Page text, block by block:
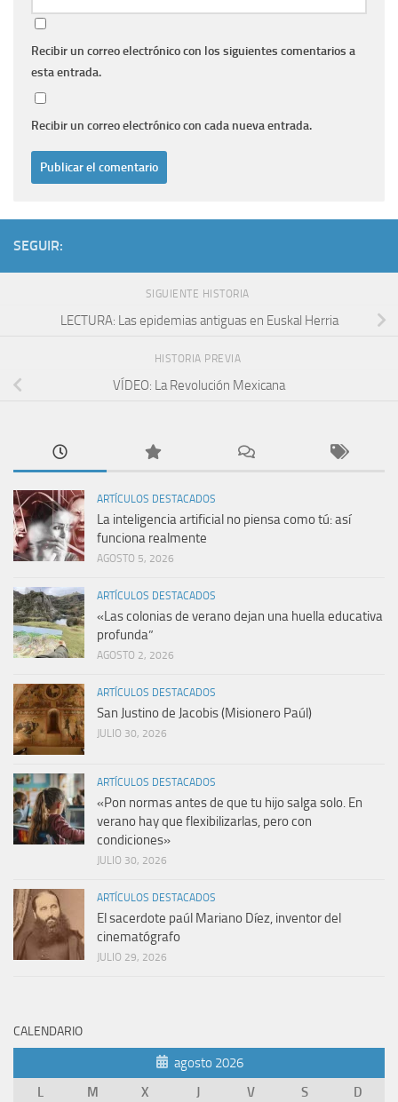
Recibir un correo electrónico con los siguientes comentarios a
esta entrada.
Recibir un correo electrónico con cada nueva entrada.
SEGUIR:
SIGUIENTE HISTORIA
LECTURA: Las epidemias antiguas en Euskal Herria
HISTORIA PREVIA
VÍDEO: La Revolución Mexicana
ARTÍCULOS DESTACADOS
La inteligencia artificial no piensa como tú: así
funciona realmente
AGOSTO 5, 2026
ARTÍCULOS DESTACADOS
«Las colonias de verano dejan una huella educativa
profunda”
AGOSTO 2, 2026
ARTÍCULOS DESTACADOS
San Justino de Jacobis (Misionero Paúl)
JULIO 30, 2026
ARTÍCULOS DESTACADOS
«Pon normas antes de que tu hijo salga solo. En
verano hay que flexibilizarlas, pero con
condiciones»
JULIO 30, 2026
ARTÍCULOS DESTACADOS
El sacerdote paúl Mariano Díez, inventor del
cinematógrafo
JULIO 29, 2026
CALENDARIO
agosto 2026
L
M X J V S
D